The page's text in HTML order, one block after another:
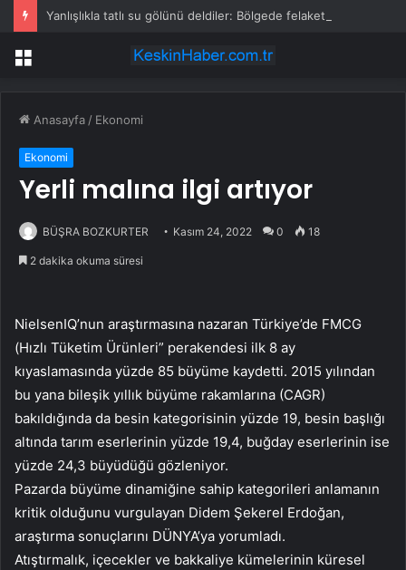
Menü
Anasayfa / Ekonomi
Ekonomi
Yerli malına ilgi artıyor
BÜŞRA BOZKURTER Kasım 24, 2022 0 18
2 dakika okuma süresi
NielsenIQ’nun araştırmasına nazaran Türkiye’de FMCG
(Hızlı Tüketim Ürünleri” perakendesi ilk 8 ay
kıyaslamasında yüzde 85 büyüme kaydetti. 2015 yılından
bu yana bileşik yıllık büyüme rakamlarına (CAGR)
bakıldığında da besin kategorisinin yüzde 19, besin başlığı
altında tarım eserlerinin yüzde 19,4, buğday eserlerinin ise
yüzde 24,3 büyüdüğü gözleniyor.
Pazarda büyüme dinamiğine sahip kategorileri anlamanın
kritik olduğunu vurgulayan Didem Şekerel Erdoğan,
araştırma sonuçlarını DÜNYA’ya yorumladı.
Atıştırmalık, içecekler ve bakkaliye kümelerinin küresel